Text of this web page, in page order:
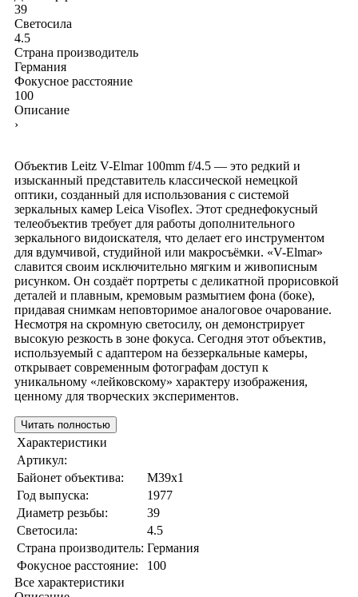
39
Светосила
4.5
Страна производитель
Германия
Фокусное расстояние
100
Описание
›
Объектив Leitz V-Elmar 100mm f/4.5 — это редкий и
изысканный представитель классической немецкой
оптики, созданный для использования с системой
зеркальных камер Leica Visoflex. Этот среднефокусный
телеобъектив требует для работы дополнительного
зеркального видоискателя, что делает его инструментом
для вдумчивой, студийной или макросъёмки. «V-Elmar»
славится своим исключительно мягким и живописным
рисунком. Он создаёт портреты с деликатной прорисовкой
деталей и плавным, кремовым размытием фона (боке),
придавая снимкам неповторимое аналоговое очарование.
Несмотря на скромную светосилу, он демонстрирует
высокую резкость в зоне фокуса. Сегодня этот объектив,
используемый с адаптером на беззеркальные камеры,
открывает современным фотографам доступ к
уникальному «лейковскому» характеру изображения,
ценному для творческих экспериментов.
Читать полностью
Характеристики
Артикул:
Байонет объектива:
M39x1
Год выпуска:
1977
Диаметр резьбы:
39
Светосила:
4.5
Страна производитель: Германия
Фокусное расстояние:
100
Все характеристики